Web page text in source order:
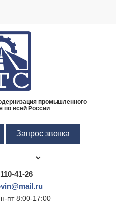
промышленного
по всей России
Запрос звонка
41-26
пт 8:00-17:00